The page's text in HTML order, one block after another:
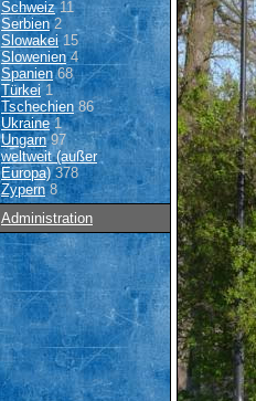
Schweiz11
Serbien2
Slowakei15
Slowenien4
Spanien68
Türkei1
Tschechien 86
Ukraine1
Ungarn97
weltweit (außer
Europa)378
Zypern8
Administration